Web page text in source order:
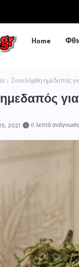
Home
Συνελήφθη ημεδαπός
2021 0 λεπτά